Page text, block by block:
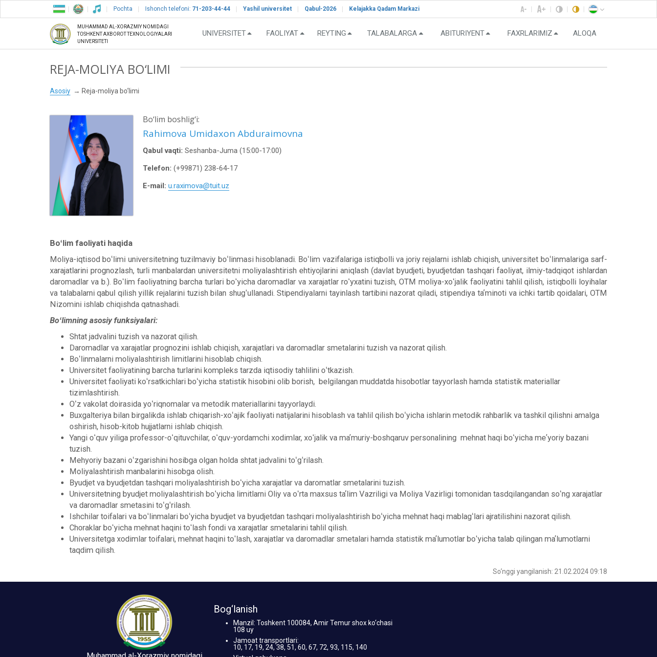
Pochta Ishonch telefoni: 71-203-44-44 Yashil universitet Qabul-2026 Kelajakka Qadam Markazi
MUHAMMAD AL-XORAZMIY NOMIDAGI
TOSHKENT AXBOROT TEXNOLOGIYALARI
UNIVERSITETI
UNIVERSITET FAOLIYAT REYTING TALABALARGA ABITURIYENT FAXRLARIMIZ ALOQA
REJA-MOLIYA BO‘LIMI
Asosiy Reja-moliya bo‘limi
Bo‘lim boshlig‘i:
Rahimova Umidaxon Abduraimovna
Qabul vaqti: Seshanba-Juma (15:00-17:00)
Telefon: (+99871) 238-64-17
E-mail: u.raximova@tuit.uz
Boʻlim faoliyati haqida
Moliya-iqtisod boʻlimi universitetning tuzilmaviy boʻlinmasi hisoblanadi. Boʻlim vazifalariga istiqbolli va joriy rejalarni ishlab chiqish, universitet boʻlinmalariga sarf-
xarajatlarini prognozlash, turli manbalardan universitetni moliyalashtirish ehtiyojlarini aniqlash (davlat byudjeti, byudjetdan tashqari faoliyat, ilmiy-tadqiqot ishlardan
daromadlar va b.). Boʻlim faoliyatning barcha turlari boʻyicha daromadlar va xarajatlar roʻyxatini tuzish, OTM moliya-xoʻjalik faoliyatini tahlil qilish, istiqbolli loyihalar
va talabalarni qabul qilish yillik rejalarini tuzish bilan shugʻullanadi. Stipendiyalarni tayinlash tartibini nazorat qiladi, stipendiya taʼminoti va ichki tartib qoidalari, OTM
Nizomini ishlab chiqishda qatnashadi.
Boʻlimning asosiy funksiyalari:
Shtat jadvalini tuzish va nazorat qilish.
Daromadlar va xarajatlar prognozini ishlab chiqish, xarajatlari va daromadlar smetalarini tuzish va nazorat qilish.
Boʻlinmalarni moliyalashtirish limitlarini hisoblab chiqish.
Universitet faoliyatining barcha turlarini kompleks tarzda iqtisodiy tahlilini oʻtkazish.
Universitet faoliyati koʻrsatkichlari boʻyicha statistik hisobini olib borish, belgilangan muddatda hisobotlar tayyorlash hamda statistik materiallar
tizimlashtirish.
Oʻz vakolat doirasida yoʻriqnomalar va metodik materiallarini tayyorlaydi.
Buxgalteriya bilan birgalikda ishlab chiqarish-xoʻajik faoliyati natijalarini hisoblash va tahlil qilish boʻyicha ishlarin metodik rahbarlik va tashkil qilishni amalga
oshirish, hisob-kitob hujjatlarni ishlab chiqish.
Yangi oʻquv yiliga professor-oʻqituvchilar, oʻquv-yordamchi xodimlar, xoʻjalik va maʼmuriy-boshqaruv personalining mehnat haqi boʻyicha meʼyoriy bazani
tuzish.
Mehyoriy bazani oʻzgarishini hosibga olgan holda shtat jadvalini toʻgʻrilash.
Moliyalashtirish manbalarini hisobga olish.
Byudjet va byudjetdan tashqari moliyalashtirish boʻyicha xarajatlar va daromatlar smetalarini tuzish.
Universitetning byudjet moliyalashtirish boʻyicha limitlarni Oliy va oʻrta maxsus taʼlim Vazriligi va Moliya Vazirligi tomonidan tasdqilangandan soʻng xarajatlar
va daromadlar smetasini toʻgʻrilash.
Ishchilar toifalari va boʻlinmalari boʻyicha byudjet va byudjetdan tashqari moliyalashtirish boʻyicha mehnat haqi mablagʻlari ajratilishini nazorat qilish.
Choraklar boʻyicha mehnat haqini toʻlash fondi va xarajatlar smetalarini tahlil qilish.
Universitetga xodimlar toifalari, mehnat haqini toʻlash, xarajatlar va daromadlar smetalari hamda statistik maʼlumotlar boʻyicha talab qilingan maʼlumotlarni
taqdim qilish.
So‘nggi yangilanish: 21.02.2024 09:18
Bog‘lanish
Manzil: Toshkent 100084, Amir Temur shox ko‘chasi
108 uy
Jamoat transportlari:
10, 17, 19, 24, 38, 51, 60, 67, 72, 93, 115, 140